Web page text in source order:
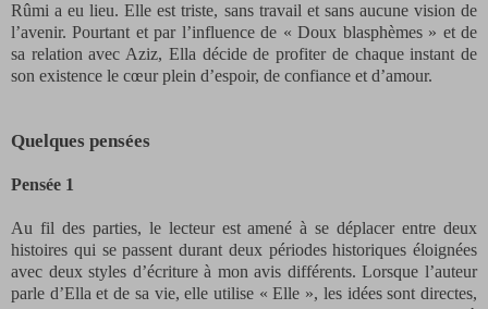
Rûmi a eu lieu. Elle est triste, sans travail et sans aucune vision de
l’avenir. Pourtant et par l’influence de « Doux blasphèmes » et de
sa relation avec Aziz, Ella décide de profiter de chaque instant de
son existence le cœur plein d’espoir, de confiance et d’amour.
Quelques pensées
Pensée 1
Au fil des parties, le lecteur est amené à se déplacer entre deux
histoires qui se passent durant deux périodes historiques éloignées
avec deux styles d’écriture à mon avis différents. Lorsque l’auteur
parle d’Ella et de sa vie, elle utilise « Elle », les idées sont directes,